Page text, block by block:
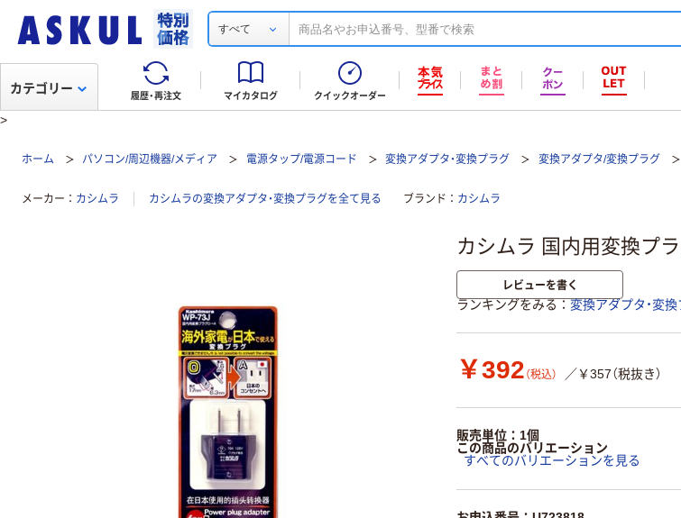
すべて
履歴・再注文 マイカタログ クイックオーダー
カテゴリー
>
ホーム パソコン/周辺機器/メディア 電源タップ/電源コード 変換アダプタ・変換プラグ 変換アダプタ/変換プラグ
メーカー カシムラ カシムラの変換アダプタ・変換プラグを全て見る ブランド カシムラ
カシムラ 国内用変換プ
レビューを書く
ランキングをみる 変換アダプタ・変
￥392 （税込） ／￥357（税抜き）
販売単位：1個
この商品のバリエーション
すべてのバリエーションを見る